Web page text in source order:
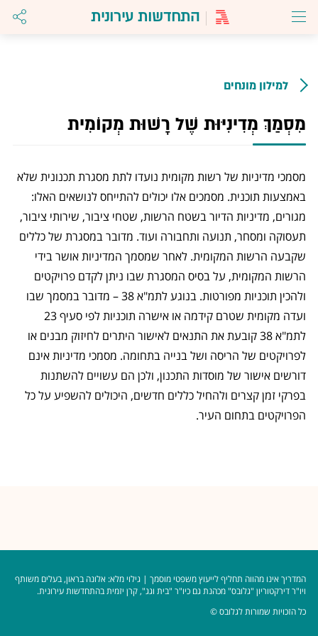
התחדשות עירונית
למילון מונחים
מִסְמַךְ מְדִינִיּוּת שֶׁל רָשׁוּת מְקוֹמִית
מסמכי מדיניות של רשות מקומית נועדו לתת מסגרת תכנונית שלא
באמצעות תוכנית. מסמכים אלו יכולים להתייחס לנושאים האלו:
מגורים, מדיניות הדיור בשטח הרשות, שטחי ציבור, שירותי ציבור,
תעסוקה ומסחר, תנועה ותחבורה ועוד. מדובר במסגרת של כללים
שקבעה הרשות המקומית. לאחר שמסמך המדיניות אושר בידי
הרשות המקומית, על בסיס המסגרת שבו ניתן לקדם פרויקטים
ולהכין תוכניות מפורטות. בנוגע לתמ"א 38 – מדובר במסמך שבו
ועדה מקומית שטרם קידמה או אישרה תוכניות לפי סעיף 23
לתמ"א 38 קובעת את התנאים לאישור היתרים לחיזוק מבנים או
לפרויקטים של הריסה ושל בנייה בתחומה. מסמכי מדיניות אינם
דורשים אישור של מוסדות התכנון, ולכן הם עשויים להשתנות
בפרקי זמן קצרים ולהחיל כללים חדשים, היכולים להשפיע על כל
הפרויקטים בתחום העיר.
המדריך אינו מהווה תחליף לייעוץ משפטי מוסמך | גילוי מלא: אלונה בראון, בעלים משותף
ויו"ר דירקטוריון "גלובס" מכהנת גם כיו"ר "בית וגג", קרן יזמית בהתחדשות עירונית.
כל הזכויות שמורות לגלובס ©